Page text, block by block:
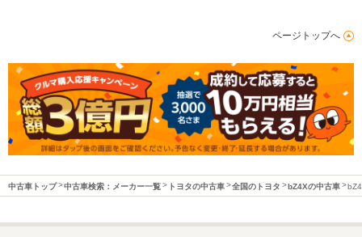
ページトップへ
中古車トップ 中古車検索：メーカー一覧 トヨタの中古車 全国のトヨタ bZ4Xの中古車